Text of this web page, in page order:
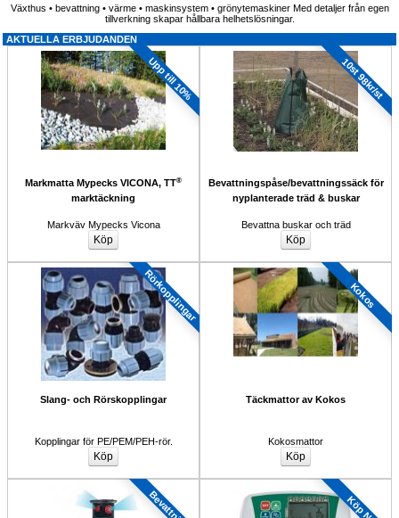
Växthus • bevattning • värme • maskinsystem • grönytemaskiner Med detaljer från egen
tillverkning skapar hållbara helhetslösningar.
AKTUELLA ERBJUDANDEN
Upp till 10%
Markmatta Mypecks VICONA, TT®
marktäckning
Markväv Mypecks Vicona
10st 98kr/st
Bevattningspåse/bevattningssäck för
nyplanterade träd & buskar
Bevattna buskar och träd
Rörkopplingar
Slang- och Rörskopplingar
Kopplingar för PE/PEM/PEH-rör.
Kokos
Täckmattor av Kokos
Kokosmattor